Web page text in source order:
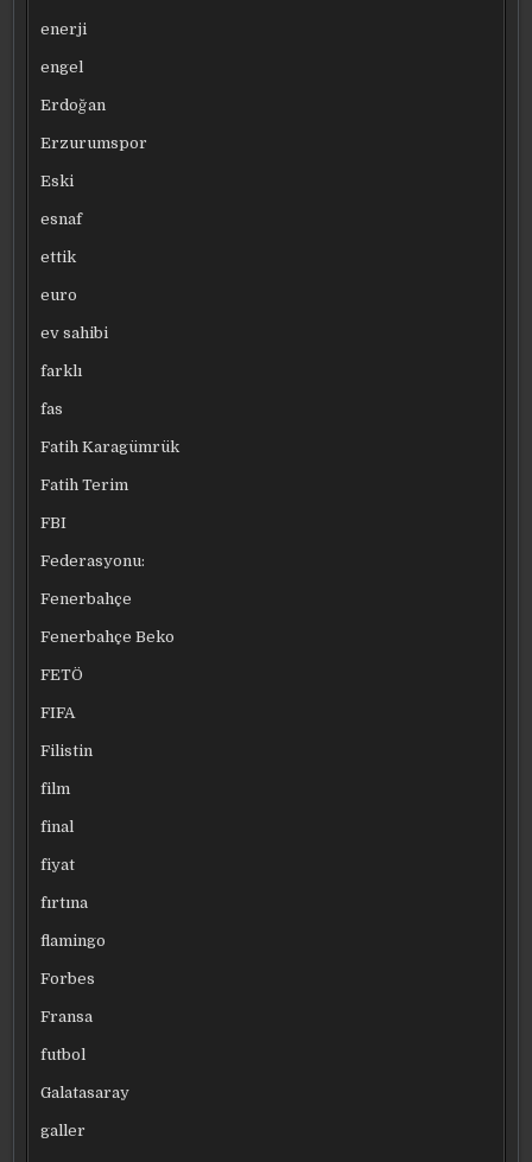
enerji
engel
Erdoğan
Erzurumspor
Eski
esnaf
ettik
euro
ev sahibi
farklı
fas
Fatih Karagümrük
Fatih Terim
FBI
Federasyonu:
Fenerbahçe
Fenerbahçe Beko
FETÖ
FIFA
Filistin
film
final
fiyat
fırtına
flamingo
Forbes
Fransa
futbol
Galatasaray
galler